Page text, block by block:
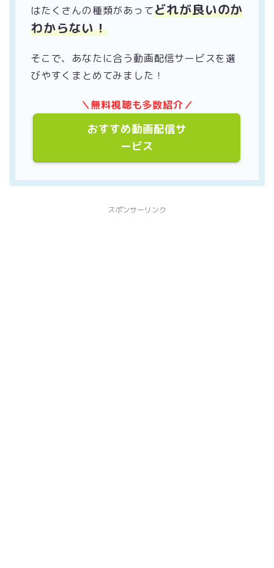
はたくさんの種類があってどれが良いのか
わからない！
そこで、あなたに合う動画配信サービスを選
びやすくまとめてみました！
＼無料視聴も多数紹介／
おすすめ動画配信サ
ービス
スポンサーリンク